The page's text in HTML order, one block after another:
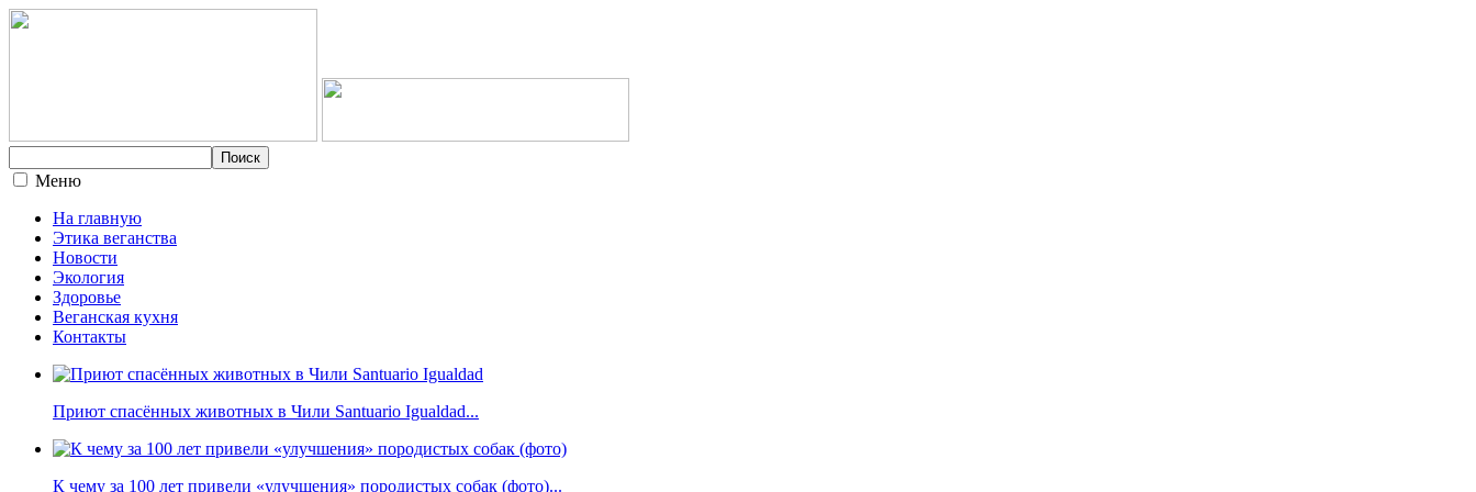
Меню
На главную
Этика веганства
Новости
Экология
Здоровье
Веганская кухня
Контакты
Приют спасённых животных в Чили Santuario Igualdad...
К чему за 100 лет привели «улучшения» породистых собак (фото)...